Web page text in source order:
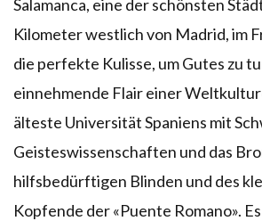
Salamanca, eine der schönsten
Kilometer westlich von Madrid, im
die perfekte Kulisse, um Gutes zu
einnehmende Flair einer
älteste Universität Spaniens mit
Geisteswissenschaften und das
hilfsbedürftigen Blinden und des
Kopfende der «Puente Romano».